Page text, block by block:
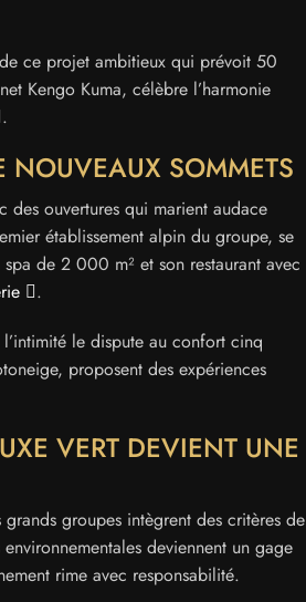
ce projet ambitieux qui prévoit 50
Kengo Kuma, célèbre l’harmonie
.
NOUVEAUX SOMMETS
des ouvertures qui marient audace
établissement alpin du groupe, se
de 2 000 m² et son restaurant avec
.
le dispute au confort cinq
proposent des expériences
VERT DEVIENT UNE
groupes intègrent des critères de
deviennent un gage
rime avec responsabilité.